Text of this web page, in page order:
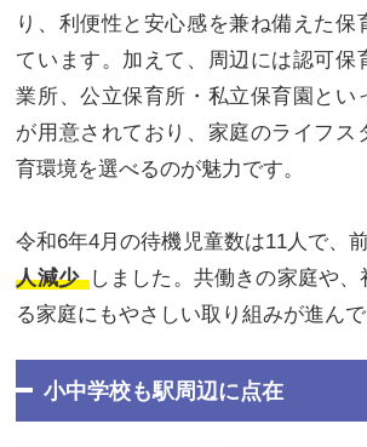
り、利便性と安心感を兼ね備えた保
ています。加えて、周辺には認可保
業所、公立保育所・私立保育園とい
が用意されており、家庭のライフス
育環境を選べるのが魅力です。
令和6年4月の待機児童数は11人で、
人減少 しました。共働きの家庭や
る家庭にもやさしい取り組みが進んで
小中学校も駅周辺に点在